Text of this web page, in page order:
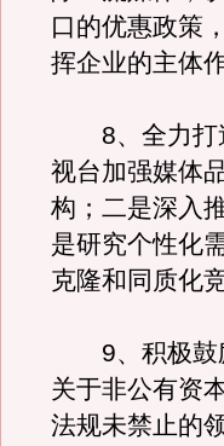
口的优惠政策
挥企业的主体
8、全力打造
视台加强媒体
构；二是深入
是研究个性化
克隆和同质化竞
9、积极鼓励
关于非公有资
法规未禁止的